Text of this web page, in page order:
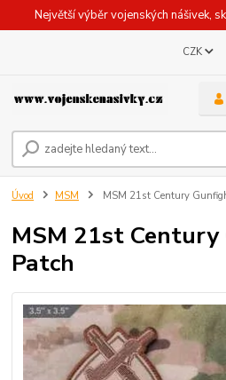
Největší výběr vojenských nášivek,
CZK
Úvod MSM MSM 21st Century
MSM 21st
Patch